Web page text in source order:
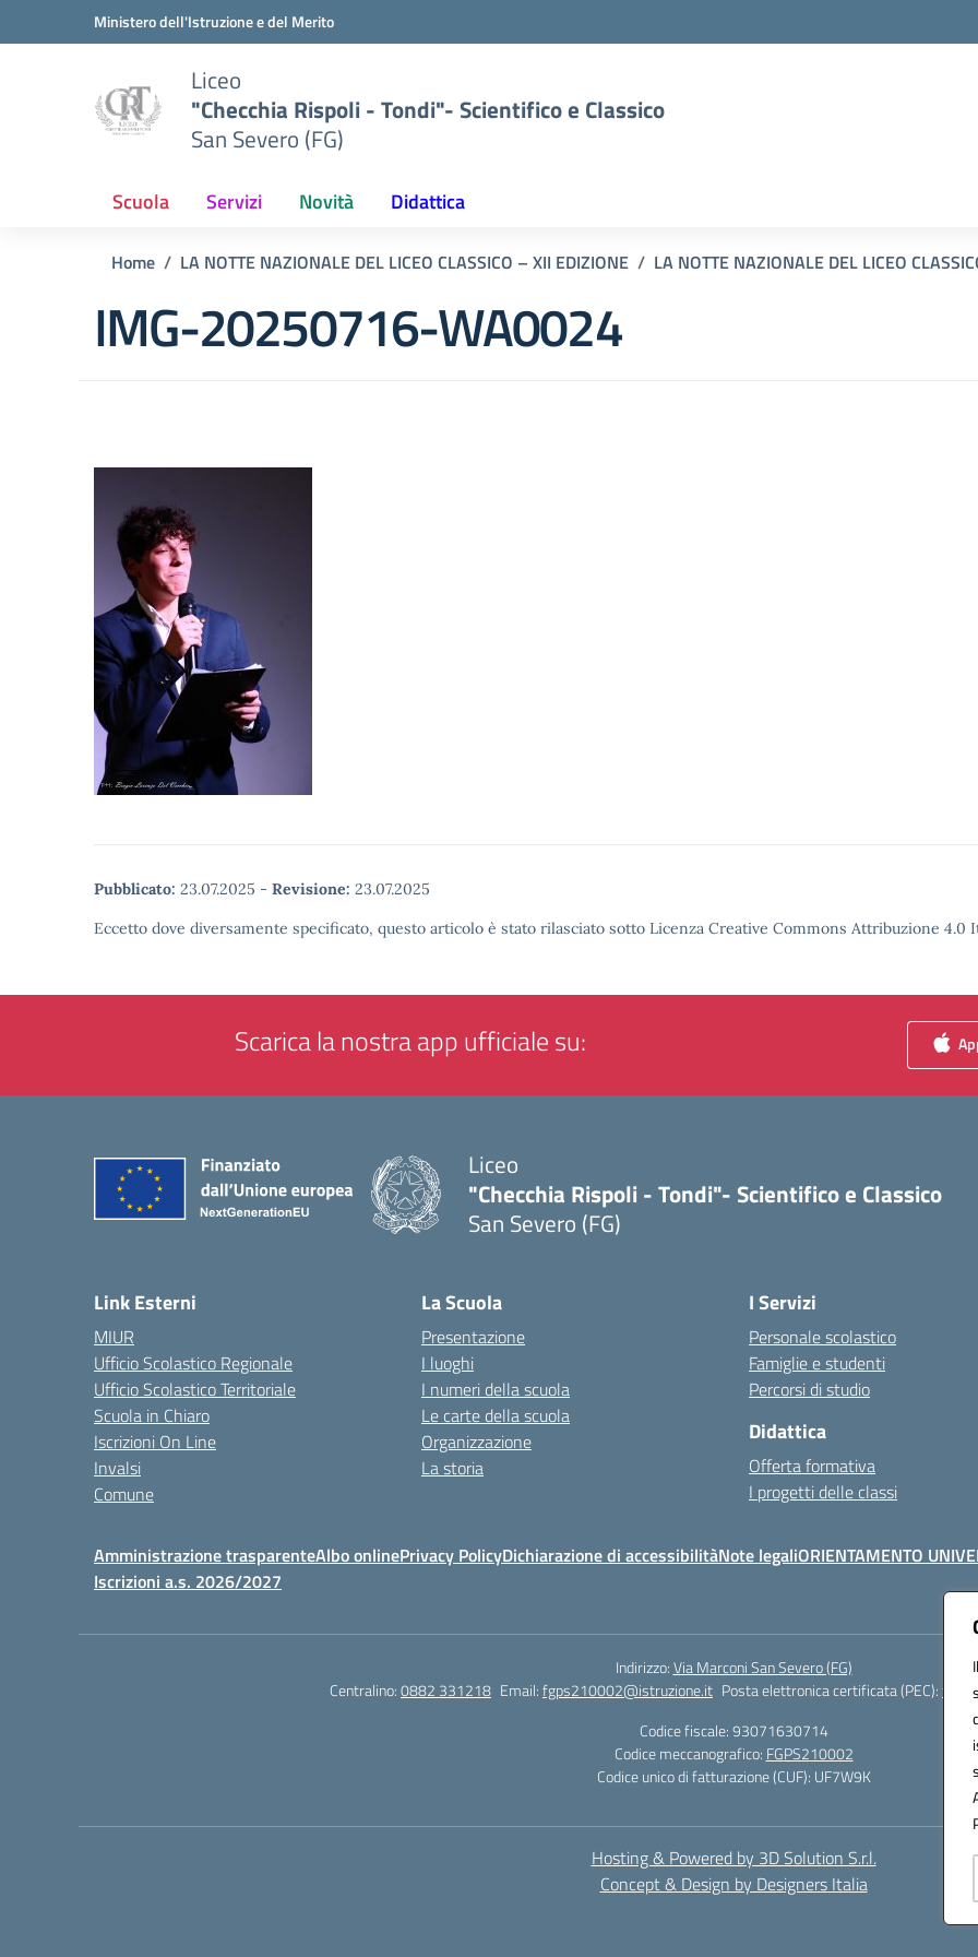
Vai ai contenuti
Vai al menu di navigazioneMinistero dell'Istruzione e del Merito
Liceo
"Checchia Rispoli - Tondi"- Scientifico e Classico
San Severo (FG)
Scuola Servizi Novità Didattica
Home LA NOTTE NAZIONALE DEL LICEO CLASSICO – XII EDIZIONE LA NOTTE NAZIONALE DEL LICEO
IMG-20250716-WA0024
Pubblicato: 23.07.2025 - Revisione: 23.07.2025
Eccetto dove diversamente specificato, questo articolo è stato rilasciato sotto Licenza Creative Commons Attribuzione 4.0
Scarica la nostra app ufficiale su:
Liceo
"Checchia Rispoli - Tondi"- Scientifico e Classico
San Severo (FG)
Link Esterni
MIUR
Ufficio Scolastico Regionale
Ufficio Scolastico Territoriale
Scuola in Chiaro
Iscrizioni On Line
Invalsi
Comune
La Scuola
Presentazione
I luoghi
I numeri della scuola
Le carte della scuola
Organizzazione
La storia
I Servizi
Personale scolastico
Famiglie e studenti
Percorsi di studio
Didattica
Offerta formativa
I progetti delle classi
Amministrazione trasparenteAlbo onlinePrivacy PolicyDichiarazione di accessibilitàNote legaliORIENTAMENTO
Iscrizioni a.s. 2026/2027
Indirizzo:Via Marconi San Severo (FG)
Centralino:0882 331218 Email:fgps210002@istruzione.it Posta elettronica certificata (PEC):
Codice fiscale: 93071630714
Codice meccanografico: FGPS210002
Codice unico di fatturazione (CUF): UF7W9K
Hosting & Powered by 3D Solution S.r.l.
Concept & Design by Designers Italia